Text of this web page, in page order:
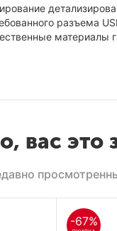
разъема
материалы
вас это
-67%